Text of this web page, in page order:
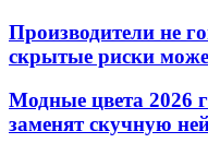
Производители не
скрытые риски
Модные цвета 2026
заменят скучную